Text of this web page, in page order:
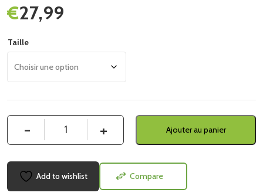
27,99
€
Taille
Ajouter au panier
Add to wishlist Compare